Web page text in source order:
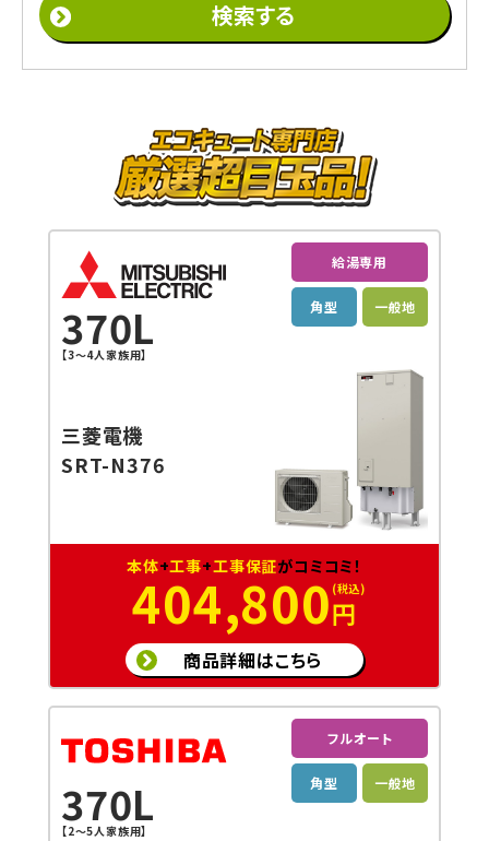
370L
【3～4人家族用】
給湯専用
角型 一般地
三菱電機
SRT-N376
本体+工事+工事保証がコミコミ！
404,800円
商品詳細はこちら
370L
【2～5人家族用】
フルオート
角型 一般地